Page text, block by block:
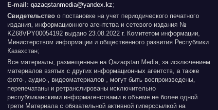
E-mail: qazaqstanmedia@yandex.kz;
Свидетельство о постановке на учет периодического печатного
издания, информационного агентства и сетевого издания №
KZ68VPY00054192 выдано 23.08.2022 г. Комитетом информации,
Министерством информации и общественного развития Республики
Казахстан;
Все материалы, размещенные на Qazaqstan Media, за исключением
материалов взятых с других информационных агентств, а также
фото-, аудио-, видеоматериалов , могут быть воспроизведены,
перепечатаны и ретранслированы исключительно
республиканскими информагенствами в объеме не более одной
трети Материала с обязательной активной гиперссылкой на